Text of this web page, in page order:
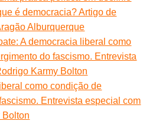
é democracia? Artigo de
Alburquerque
A democracia liberal como
do fascismo. Entrevista
Karmy Bolton
como condição de
Entrevista especial com
Bolton